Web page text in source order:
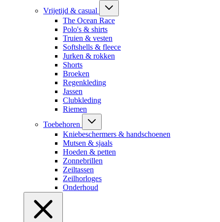
Vrijetijd & casual
The Ocean Race
Polo's & shirts
Truien & vesten
Softshells & fleece
Jurken & rokken
Shorts
Broeken
Regenkleding
Jassen
Clubkleding
Riemen
Toebehoren
Kniebeschermers & handschoenen
Mutsen & sjaals
Hoeden & petten
Zonnebrillen
Zeiltassen
Zeilhorloges
Onderhoud